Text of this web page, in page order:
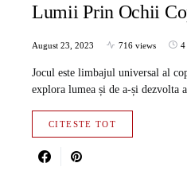
Lumii Prin Ochii
August 23, 2023 716 views 4
Jocul este limbajul universal al
explora lumea și de a-și dezvolta
CITESTE TOT